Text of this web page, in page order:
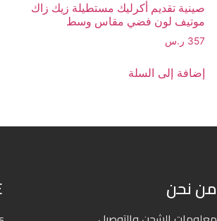
صينية تقديم أكرليك مستطيلة زيك زاك
موتيف لون فضي مقاس وسط
357 ر.س
إضافة إلى السلة
من نحن